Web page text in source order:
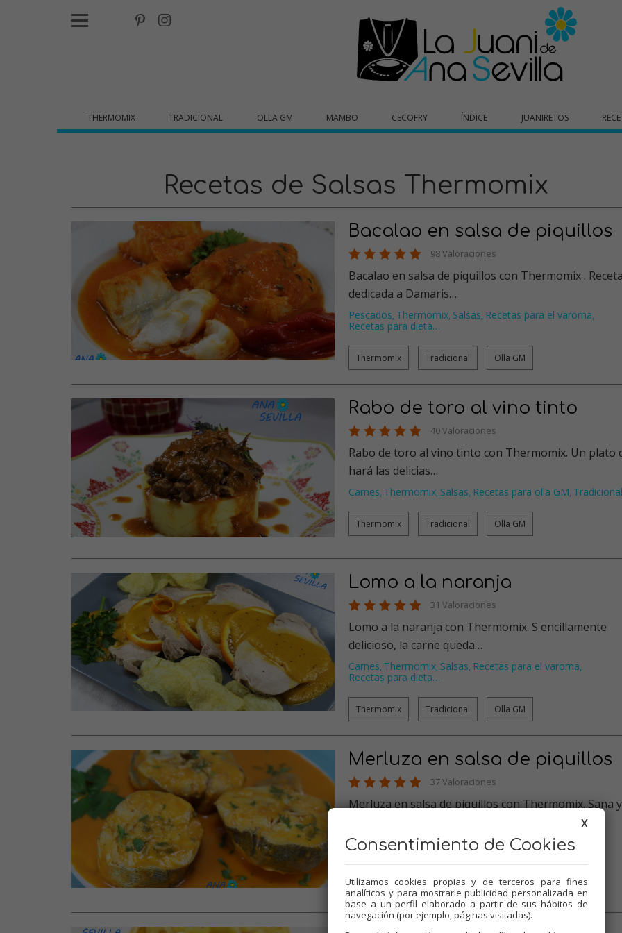
THERMOMIX TRADICIONAL OLLA GM MAMBO CECOFRY ÍNDICE JUANIRETOS
Recetas de Salsas Thermomix
Bacalao en salsa de piquillos
98 Valoraciones
Bacalao en salsa de piquillos con Thermomix . Receta
dedicada a Damaris…
Pescados, Thermomix, Salsas, Recetas para el varoma,
Recetas para dieta…
Thermomix Tradicional Olla GM
Rabo de toro al vino tinto
40 Valoraciones
Rabo de toro al vino tinto con Thermomix. Un plato que
hará las delicias…
Carnes, Thermomix, Salsas, Recetas para olla GM, Tradicional
Thermomix Tradicional Olla GM
Lomo a la naranja
31 Valoraciones
Lomo a la naranja con Thermomix. S encillamente
delicioso, la carne queda…
Carnes, Thermomix, Salsas, Recetas para el varoma,
Recetas para dieta…
Thermomix Tradicional Olla GM
Merluza en salsa de piquillos
37 Valoraciones
Merluza en salsa de piquillos con Thermomix. Sana y
Pescados,Thermomix,Salsas ,Recetas para el varoma
Recetas para dieta …
Thermomix Tradicional Olla GM
X
Consentimiento de Cookies
Utilizamos cookies propias y de terceros para fines
analíticos y para mostrarle publicidad personalizada en
base a un perfil elaborado a partir de sus hábitos de
navegación (por ejemplo, páginas visitadas).